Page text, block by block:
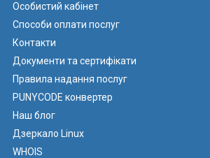
Особистий кабінет
Способи оплати послуг
Контакти
Документи та сертифікати
Правила надання послуг
PUNYCODE конвертер
Наш блог
Дзеркало Linux
WHOIS